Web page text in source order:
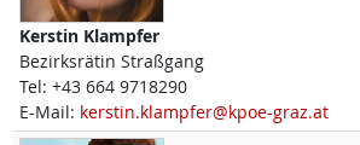
Kerstin Klampfer
Bezirksrätin Straßgang
Tel: +43 664 9718290
E-Mail: kerstin.klampfer@kpoe-graz.at